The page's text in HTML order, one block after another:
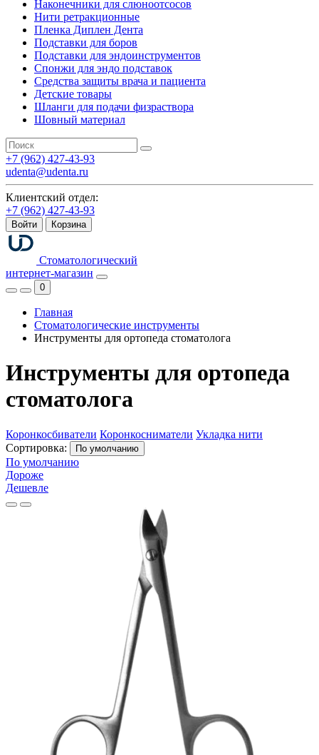
Наконечники для слюноотсосов
Нити ретракционные
Пленка Диплен Дента
Подставки для боров
Подставки для эндоинструментов
Спонжи для эндо подставок
Средства защиты врача и пациента
Детские товары
Шланги для подачи физраствора
Шовный материал
+7 (962) 427-43-93
udenta@udenta.ru
Клиентский отдел:
+7 (962) 427-43-93
Войти Корзина
Стоматологический
интернет-магазин
0
Главная
Стоматологические инструменты
Инструменты для ортопеда стоматолога
Инструменты для ортопеда
стоматолога
Коронкосбиватели Коронкосниматели Укладка нити
Сортировка:
По умолчанию
По умолчанию
Дороже
Дешевле